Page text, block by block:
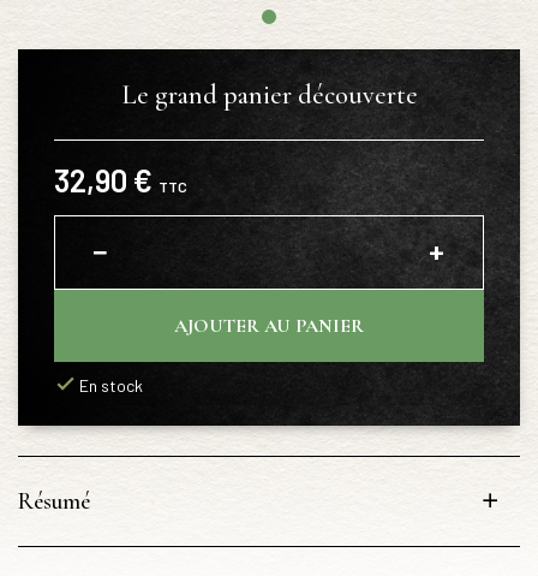
Le grand panier découverte
32,90 € TTC
− +
AJOUTER AU PANIER
En stock
Résumé